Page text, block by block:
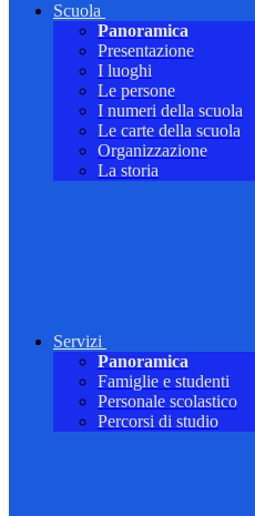
Scuola
Panoramica
Presentazione
I luoghi
Le persone
I numeri della scuola
Le carte della scuola
Organizzazione
La storia
Servizi
Panoramica
Famiglie e studenti
Personale scolastico
Percorsi di studio